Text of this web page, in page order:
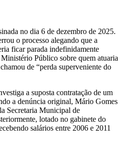
no dia 6 de dezembro de 2025.
o processo alegando que a
ficar parada indefinidamente
Público sobre quem atuaria
de “perda superveniente do
a suposta contratação de um
a denúncia original, Mário Gomes
Secretaria Municipal de
lotado no gabinete do
salários entre 2006 e 2011